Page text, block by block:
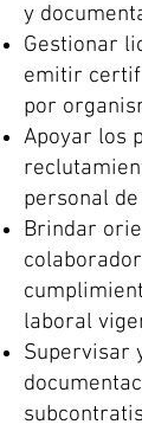
y
Gestionar
emitir
por
Apoyar los
personal
Brindar
laboral
Supervisar